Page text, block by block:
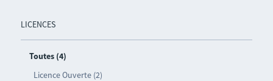
LICENCES
Toutes (4)
Licence Ouverte (2)